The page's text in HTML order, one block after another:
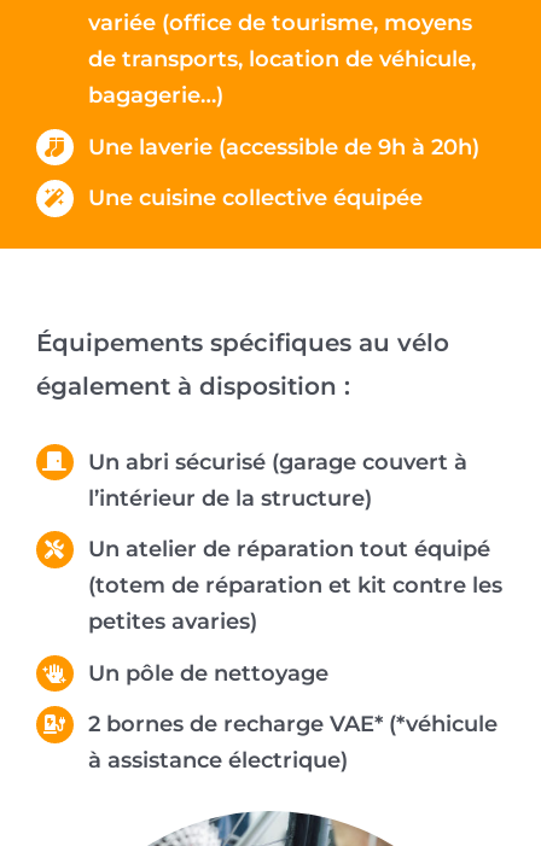
variée (office de tourisme, moyens
de transports, location de véhicule,
bagagerie…)
Une laverie (accessible de 9h à 20h)
Une cuisine collective équipée
Équipements spécifiques au vélo
également à disposition :
Un abri sécurisé (garage couvert à
l’intérieur de la structure)
Un atelier de réparation tout équipé
(totem de réparation et kit contre les
petites avaries)
Un pôle de nettoyage
2 bornes de recharge VAE* (*véhicule
à assistance électrique)